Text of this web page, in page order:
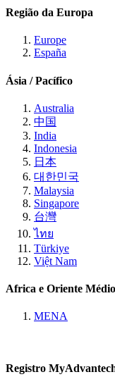
Região da Europa
Europe
España
Ásia / Pacífico
Australia
中国
India
Indonesia
日本
대한민국
Malaysia
Singapore
台灣
ไทย
Türkiye
Việt Nam
Africa e Oriente Médio
MENA
Registro